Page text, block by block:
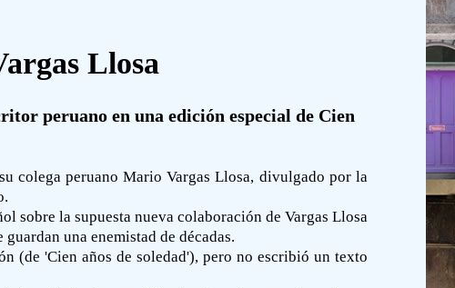
Llosa
peruano en una edición especial de Cien
colega peruano Mario Vargas Llosa, divulgado por la
sobre la supuesta nueva colaboración de Vargas Llosa
una enemistad de décadas.
(de 'Cien años de soledad'), pero no escribió un texto